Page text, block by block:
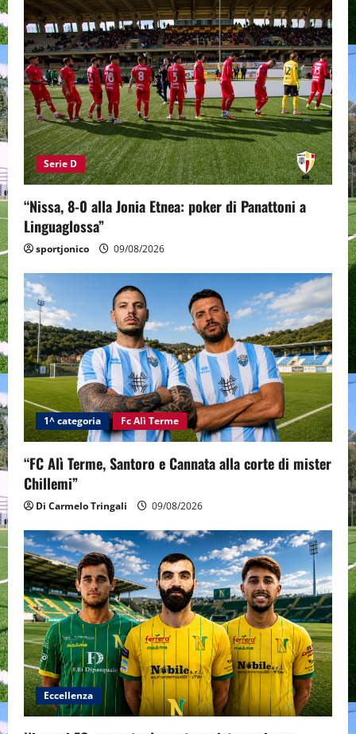
Serie D
“Nissa, 8-0 alla Jonia Etnea: poker di Panattoni a
Linguaglossa”
sportjonico 09/08/2026
1^ categoria Fc Alì Terme
“FC Alì Terme, Santoro e Cannata alla corte di mister
Chillemi”
Di Carmelo Tringali 09/08/2026
Eccellenza